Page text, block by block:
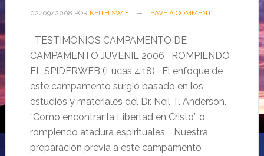
02/09/2008 POR KEITH SWIFT LEAVE A COMMENT
TESTIMONIOS CAMPAMENTO DE
CAMPAMENTO JUVENIL 2006 ROMPIENDO
EL SPIDERWEB (Lucas 4:18) El enfoque de
este campamento surgió basado en los
estudios y materiales del Dr. Neil T. Anderson.
“Como encontrar la Libertad en Cristo” o
rompiendo atadura espirituales. Nuestra
preparación previa a este campamento